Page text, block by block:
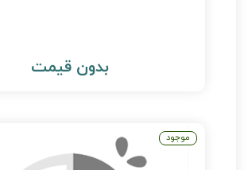
بدون قیمت
موجود